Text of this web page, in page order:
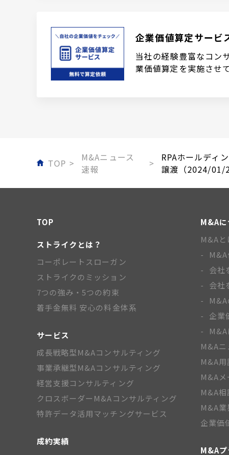
企業価値算定サービ
当社の経験豊富なコン
業価値算定を実施させ
TOP
M&Aニュース
速報
RPAホールディ
譲渡（2024/01/
TOP
ストライクとは？
コーポレートスローガン
ストライクのミッション
7つの強み・5つの約束
着手金無料 安心の料金体系
サービス
成長戦略型M&Aコンサルティング
事業承継型M&Aコンサルティング
経営支援コンサルティング
クロスボーダーM&Aコンサルティング
特許データ活用マッチングサービス
成約実績
M&Aに
M&Aと
会社
会社
企業
M&Aニ
M&A用
M&A
M&A相
M&A業
企業価
M&Aプ